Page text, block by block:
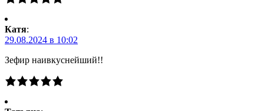
Катя:
29.08.2024 в 10:02
Зефир наивкуснейший!!